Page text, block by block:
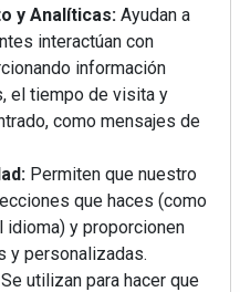
la farmacéutica que
y Analíticas: Ayudan a
interactúan con
información
el tiempo de visita y
como mensajes de
Permiten que nuestro
que haces (como
idioma) y proporcionen
y personalizadas.
Se utilizan para hacer que